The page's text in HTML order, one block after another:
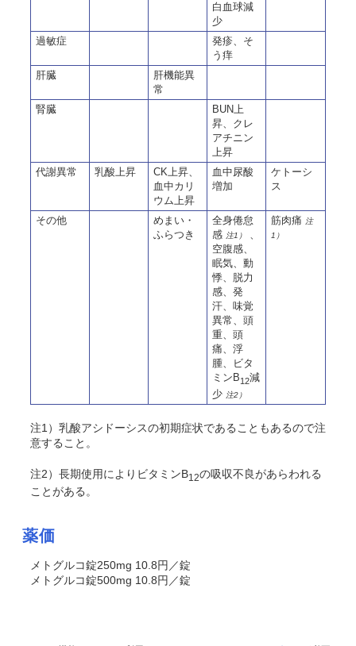
白血球減
少
過敏症
発疹、そ
う痒
肝臓
肝機能異
常
腎臓
BUN上
昇、クレ
アチニン
上昇
代謝異常
乳酸上昇
CK上昇、
血中カリ
ウム上昇
血中尿酸
増加
ケトーシ
ス
その他
めまい・
ふらつき
全身倦怠
感 注1）
、
空腹感、
眠気、動
悸、脱力
感、発
汗、味覚
異常、頭
重、頭
痛、浮
腫、ビタ
ミンB12減
少 注2）
筋肉痛 注
1）
注1）乳酸アシドーシスの初期症状であることもあるので注
意すること。
注2）長期使用によりビタミンB12の吸収不良があらわれる
ことがある。
薬価
メトグルコ錠250mg 10.8円／錠
メトグルコ錠500mg 10.8円／錠